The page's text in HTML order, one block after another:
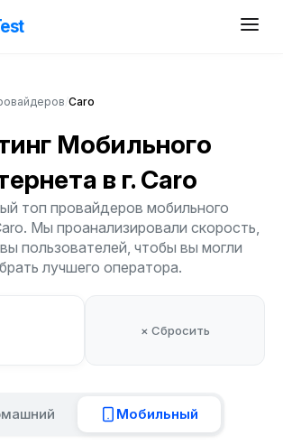
Caro
Мобильного
в г. Caro
топ провайдеров мобильного
Мы проанализировали скорость,
пользователей, чтобы вы могли
лучшего оператора.
× Сбросить
Мобильный